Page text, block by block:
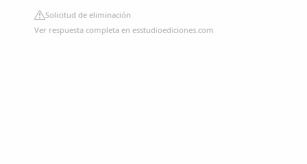
Solicitud de eliminación
Ver respuesta completa en esstudioediciones.com